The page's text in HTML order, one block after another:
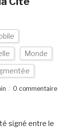
Monde
0 commentaire
signé entre le